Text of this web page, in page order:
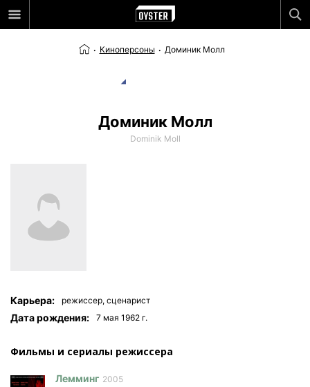
Киноперсоны Доминик Молл
Доминик Молл
Dominik Moll
Карьера: режиссер, сценарист
Дата рождения: 7 мая 1962 г.
Фильмы и сериалы режисcера
Лемминг 2005